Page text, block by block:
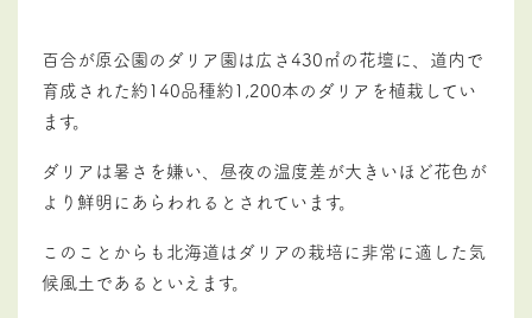
百合が原公園のダリア園は広さ430㎡の花壇に、道内で
育成された約140品種約1,200本のダリアを植栽してい
ます。
ダリアは暑さを嫌い、昼夜の温度差が大きいほど花色が
より鮮明にあらわれるとされています。
このことからも北海道はダリアの栽培に非常に適した気
候風土であるといえます。